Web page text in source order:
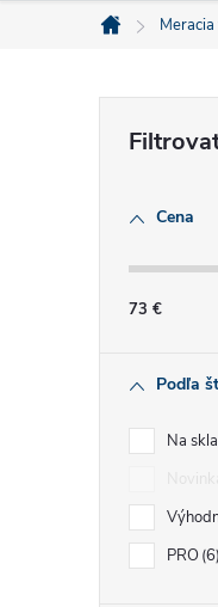
Domov
Cena
73 €
Podľa
Na
PRO 6